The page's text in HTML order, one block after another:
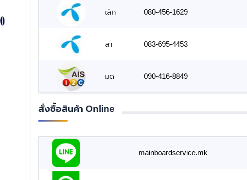
เล็ก 080-456-1629
สา 083-695-4453
มด 090-416-8849
สั่งซื้อสินค้า Online
mainboardservice.mk